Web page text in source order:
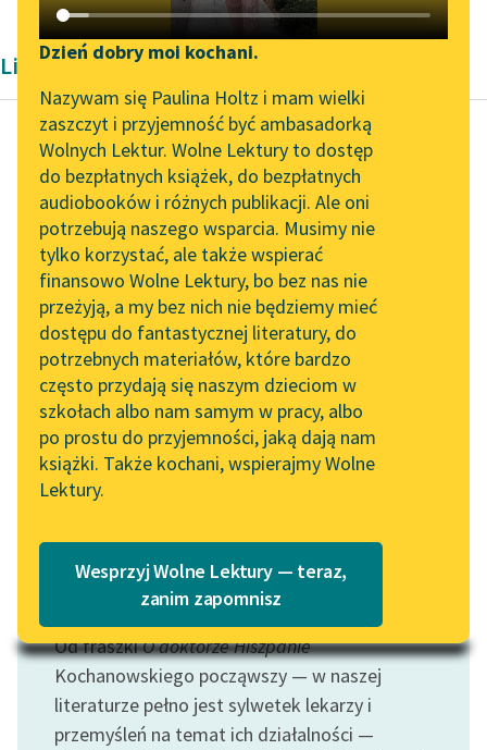
Katalog DAISY
Podkasty o książkach
Zgłoś brak utworu
Aktualności
Zapraszamy na spotkanie
online z tłumaczkami
literatury skandynawskiej
Spotkanie z Katarzyną
Tunkiel w Oslo
Wolne Lektury na 32.
Pol’and’Rock Festivalu
„Kochanek Lady
Chatterley” do słuchania
na Wolnych Lekturach
Nowy audiobook –
„Marzenie o Oriencie”
Lektury szkolne i klasyka
literatury do słuchania dla
uczennic i uczniów z
niepełnosprawnościami
Narzędzia
Mapa Wolnych Lektur
Leśmianator
Przewodnik dla piszących i
czytających
API
OAI-PMH
Widget Wolnych Lektur
Przypisy
Katalog w formacie PDF
Dzień dobry moi kochani.
Nazywam się Paulina Holtz i mam wielki
zaszczyt i przyjemność być ambasadorką
Wolnych Lektur. Wolne Lektury to dostęp
do bezpłatnych książek, do bezpłatnych
audiobooków i różnych publikacji. Ale oni
potrzebują naszego wsparcia. Musimy nie
tylko korzystać, ale także wspierać
finansowo Wolne Lektury, bo bez nas nie
przeżyją, a my bez nich nie będziemy mieć
dostępu do fantastycznej literatury, do
potrzebnych materiałów, które bardzo
często przydają się naszym dzieciom w
szkołach albo nam samym w pracy, albo
po prostu do przyjemności, jaką dają nam
książki. Także kochani, wspierajmy Wolne
Lektury.
Wesprzyj Wolne Lektury — teraz,
zanim zapomnisz
Liryka Aleksandra Kasprzak i Lula Sarnia
Mira Król
.Kambium.
pod koniec września
majstrowali w moim
sercu
nie pierwszy raz
rozbieramy to mięsko
dobieramy się...
Czytaj więcej
Motyw: Lekarz
Od fraszkiO doktorze Hiszpanie
Kochanowskiego począwszy — w naszej
literaturze pełno jest sylwetek lekarzy i
przemyśleń na temat ich działalności —